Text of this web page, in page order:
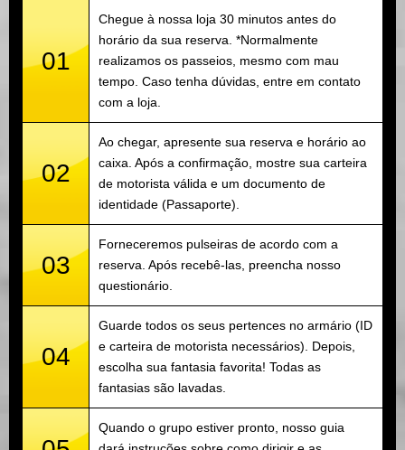
01
Chegue à nossa loja 30 minutos antes do
horário da sua reserva. *Normalmente
realizamos os passeios, mesmo com mau
tempo. Caso tenha dúvidas, entre em contato
com a loja.
02
Ao chegar, apresente sua reserva e horário ao
caixa. Após a confirmação, mostre sua carteira
de motorista válida e um documento de
identidade (Passaporte).
03
Forneceremos pulseiras de acordo com a
reserva. Após recebê-las, preencha nosso
questionário.
04
Guarde todos os seus pertences no armário (ID
e carteira de motorista necessários). Depois,
escolha sua fantasia favorita! Todas as
fantasias são lavadas.
Quando o grupo estiver pronto, nosso guia